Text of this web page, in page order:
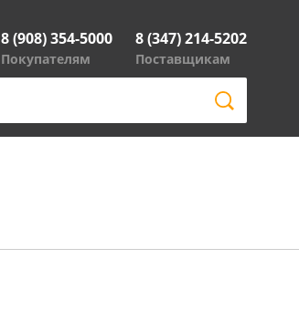
8 (908) 354-5000
Покупателям
8 (347) 214-5202
Поставщикам